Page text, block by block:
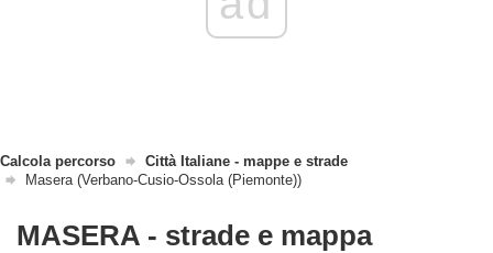
Calcola percorso
Città Italiane - mappe e strade
Masera (Verbano-Cusio-Ossola (Piemonte))
MASERA - strade e mappa